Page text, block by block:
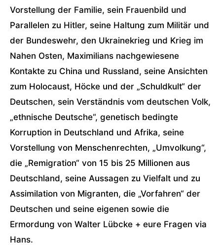
Vorstellung der Familie, sein Frauenbild und
Parallelen zu Hitler, seine Haltung zum Militär und
der Bundeswehr, den Ukrainekrieg und Krieg im
Nahen Osten, Maximilians nachgewiesene
Kontakte zu China und Russland, seine Ansichten
zum Holocaust, Höcke und der „Schuldkult“ der
Deutschen, sein Verständnis vom deutschen Volk,
„ethnische Deutsche“, genetisch bedingte
Korruption in Deutschland und Afrika, seine
Vorstellung von Menschenrechten, „Umvolkung“,
die „Remigration“ von 15 bis 25 Millionen aus
Deutschland, seine Aussagen zu Vielfalt und zu
Assimilation von Migranten, die „Vorfahren“ der
Deutschen und seine eigenen sowie die
Ermordung von Walter Lübcke + eure Fragen via
Hans.